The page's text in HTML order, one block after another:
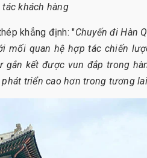
tác khách hàng
khẳng định: "Chuyến đi Hàn
mối quan hệ hợp tác chiến
kết được vun đắp trong
triển cao hơn trong tương